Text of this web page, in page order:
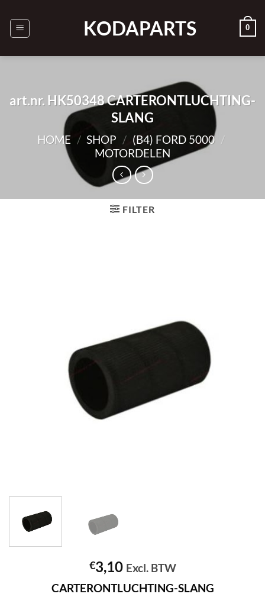
naar
inhoud
KODAPARTS 0
art.nr. HK50348 CARTERONTLUCHTING-
SLANG
HOME / SHOP / (B4) FORD 5000 /
MOTORDELEN
FILTER
€3,10 Excl. BTW
CARTERONTLUCHTING-SLANG